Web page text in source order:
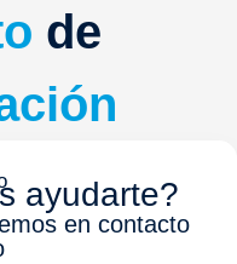
de
ayudarte?
en contacto